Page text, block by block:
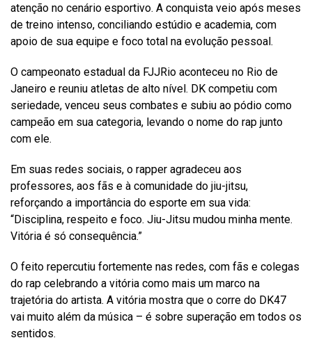
atenção no cenário esportivo. A conquista veio após meses
de treino intenso, conciliando estúdio e academia, com
apoio de sua equipe e foco total na evolução pessoal.
O campeonato estadual da FJJRio aconteceu no Rio de
Janeiro e reuniu atletas de alto nível. DK competiu com
seriedade, venceu seus combates e subiu ao pódio como
campeão em sua categoria, levando o nome do rap junto
com ele.
Em suas redes sociais, o rapper agradeceu aos
professores, aos fãs e à comunidade do jiu-jitsu,
reforçando a importância do esporte em sua vida:
“Disciplina, respeito e foco. Jiu-Jitsu mudou minha mente.
Vitória é só consequência.”
O feito repercutiu fortemente nas redes, com fãs e colegas
do rap celebrando a vitória como mais um marco na
trajetória do artista. A vitória mostra que o corre do DK47
vai muito além da música – é sobre superação em todos os
sentidos.